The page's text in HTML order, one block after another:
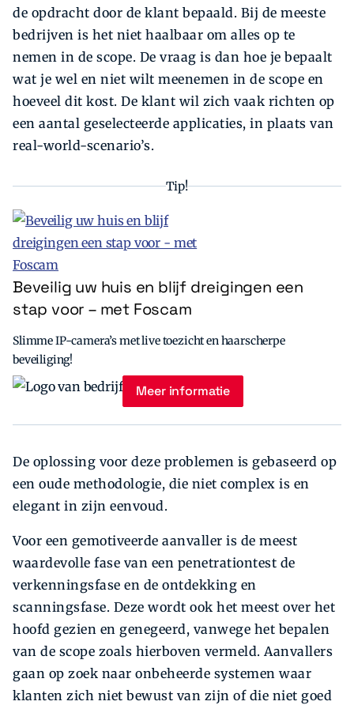
de opdracht door de klant bepaald. Bij de meeste
bedrijven is het niet haalbaar om alles op te
nemen in de scope. De vraag is dan hoe je bepaalt
wat je wel en niet wilt meenemen in de scope en
hoeveel dit kost. De klant wil zich vaak richten op
een aantal geselecteerde applicaties, in plaats van
real-world-scenario’s.
Tip!
Beveilig uw huis en blijf dreigingen een
stap voor – met Foscam
Slimme IP-camera’s met live toezicht en haarscherpe
beveiliging!
Meer informatie
De oplossing voor deze problemen is gebaseerd op
een oude methodologie, die niet complex is en
elegant in zijn eenvoud.
Voor een gemotiveerde aanvaller is de meest
waardevolle fase van een penetrationtest de
verkenningsfase en de ontdekking en
scanningsfase. Deze wordt ook het meest over het
hoofd gezien en genegeerd, vanwege het bepalen
van de scope zoals hierboven vermeld. Aanvallers
gaan op zoek naar onbeheerde systemen waar
klanten zich niet bewust van zijn of die niet goed